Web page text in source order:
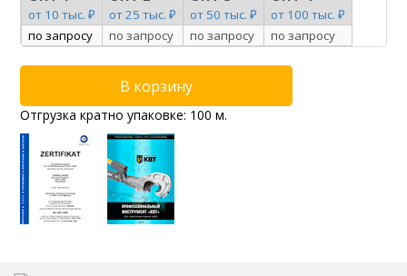
от 10 тыс. ₽ от 25 тыс. ₽ от 50 тыс. ₽
от 100 тыс. ₽
по запросу
по запросу по запросу по запросу
Отгрузка кратно упаковке: 100 м.